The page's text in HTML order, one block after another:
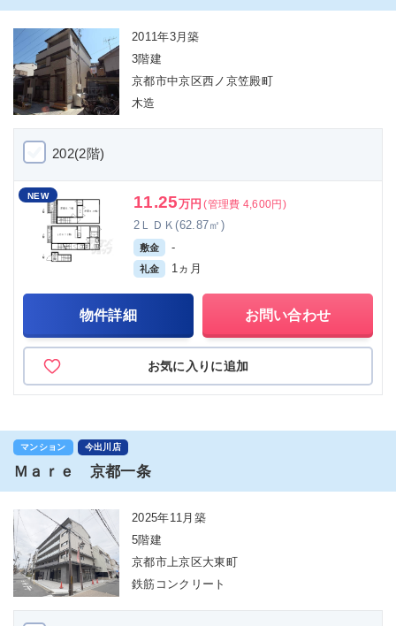
2011年3月築
3階建
京都市中京区西ノ京笠殿町
木造
202(2階)
NEW 11.25万円 (管理費 4,600円)
2ＬＤＫ(62.87㎡)
敷金 -
礼金 1ヵ月
物件詳細 お問い合わせ
お気に入りに追加
マンション 今出川店
Ｍａｒｅ 京都一条
2025年11月築
5階建
京都市上京区大東町
鉄筋コンクリート